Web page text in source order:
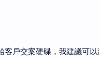
客戶交案硬碟，我建議可